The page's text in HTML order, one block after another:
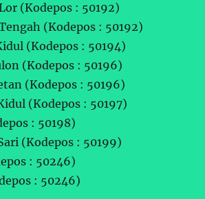
(Kodepos : 50192)
(Kodepos : 50192)
(Kodepos : 50194)
(Kodepos : 50196)
(Kodepos : 50196)
(Kodepos : 50197)
: 50198)
(Kodepos : 50199)
: 50246)
: 50246)